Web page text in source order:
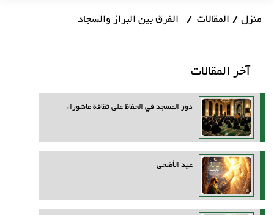
منزل المقالات الفرق بين البراز والسجاد
آخر المقالات
دور المسجد في الحفاظ على ثقافة عاشوراء
عيد الأضحى